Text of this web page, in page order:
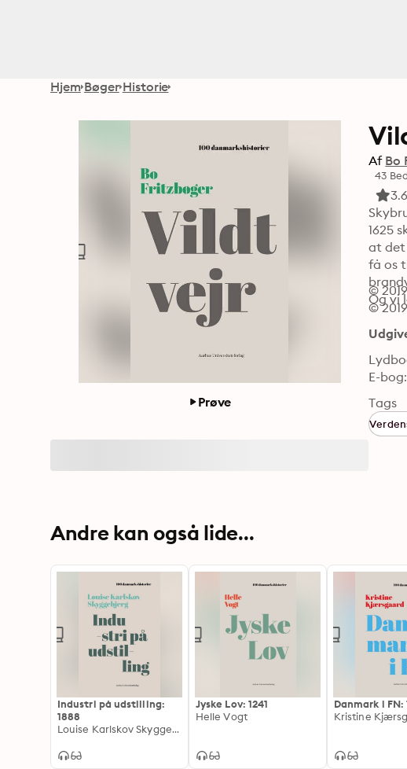
Hjem Bøger Historie
Prøve
Af Bo
43
3.6
1625
at det
få os
Og vi
©
©
E-
Tags
Andre kan også lide...
Industri på udstilling:
1888
Louise Karlskov Skyggebjerg
Jyske Lov: 1241
Helle Vogt
Danmark i FN:
Kristine